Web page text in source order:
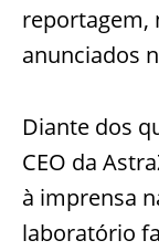
reportagem,
anunciados
Diante dos
CEO da
à imprensa
laboratório